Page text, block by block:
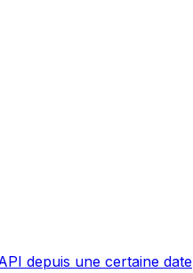
depuis une certaine date